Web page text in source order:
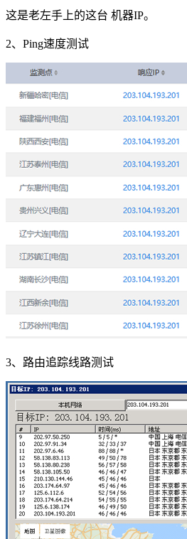
这是老左手上的这台 机器IP。
2、Ping速度测试
3、路由追踪线路测试